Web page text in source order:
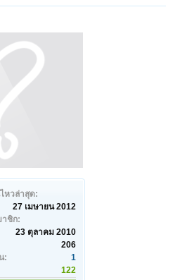
หวล่าสุด:
27 เมษายน 2012
าชิก:
23 ตุลาคม 2010
206
:
1
122